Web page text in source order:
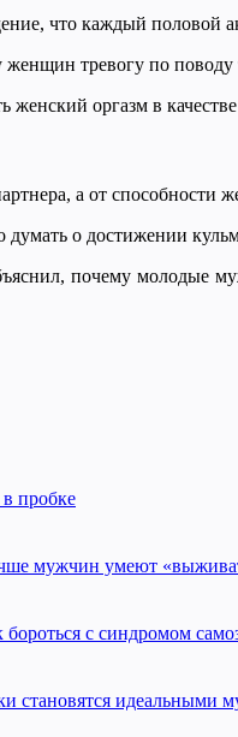
что каждый половой
тревогу по
оргазм в
а от
о достижении
почему молодые
в пробке
мужчин умеют
с синдромом
становятся идеальными